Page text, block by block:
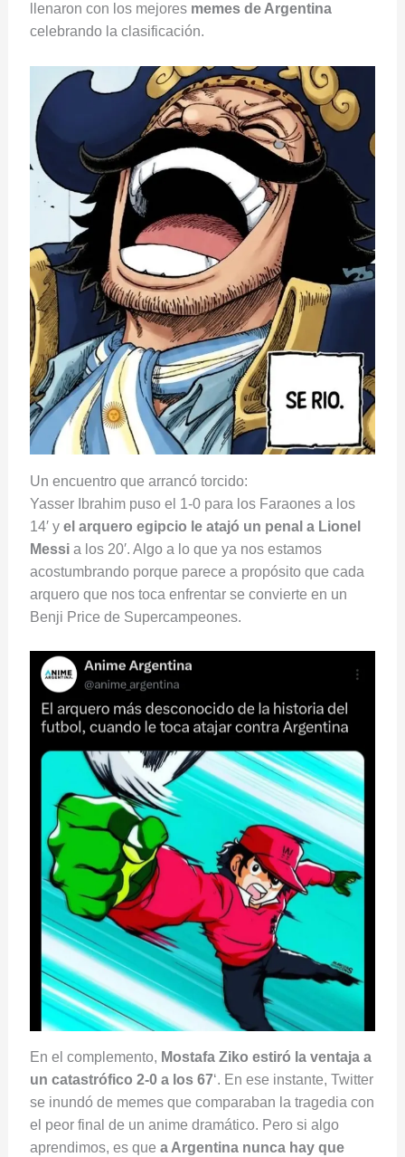
llenaron con los mejores memes de Argentina
celebrando la clasificación.
Un encuentro que arrancó torcido:
Yasser Ibrahim puso el 1-0 para los Faraones a los
14′ y el arquero egipcio le atajó un penal a Lionel
Messia los 20′. Algo a lo que ya nos estamos
acostumbrando porque parece a propósito que cada
arquero que nos toca enfrentar se convierte en un
Benji Price de Supercampeones.
En el complemento, Mostafa Ziko estiró la ventaja a
un catastrófico 2-0 a los 67‘. En ese instante, Twitter
se inundó de memes que comparaban la tragedia con
el peor final de un anime dramático. Pero si algo
aprendimos, es que a Argentina nunca hay que